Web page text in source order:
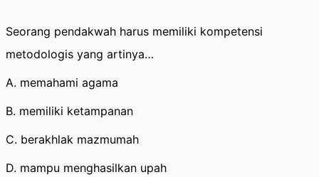
Seorang pendakwah harus memiliki kompetensi
metodologis yang artinya…
A. memahami agama
B. memiliki ketampanan
C. berakhlak mazmumah
D. mampu menghasilkan upah